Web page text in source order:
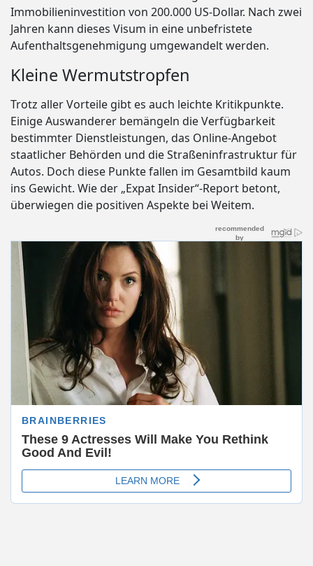
Immobilieninvestition von 200.000 US-Dollar. Nach zwei
Jahren kann dieses Visum in eine unbefristete
Aufenthaltsgenehmigung umgewandelt werden.
Kleine Wermutstropfen
Trotz aller Vorteile gibt es auch leichte Kritikpunkte.
Einige Auswanderer bemängeln die Verfügbarkeit
bestimmter Dienstleistungen, das Online-Angebot
staatlicher Behörden und die Straßeninfrastruktur für
Autos. Doch diese Punkte fallen im Gesamtbild kaum
ins Gewicht. Wie der „Expat Insider“-Report betont,
überwiegen die positiven Aspekte bei Weitem.